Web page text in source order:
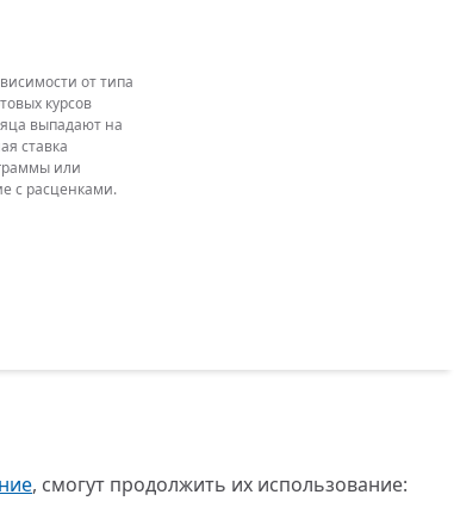
от типа
курсов
выпадают на
ставка
или
с расценками.
, смогут продолжить их использование: